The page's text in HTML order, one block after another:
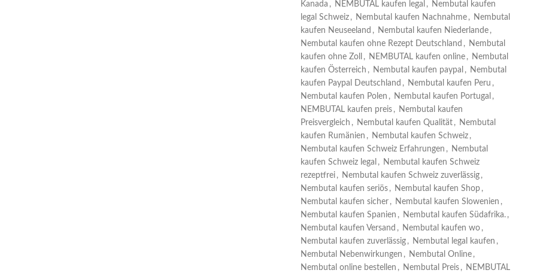
Kanada , NEMBUTAL kaufen legal , Nembutal kaufen
legal Schweiz , Nembutal kaufen Nachnahme , Nembutal
kaufen Neuseeland , Nembutal kaufen Niederlande ,
Nembutal kaufen ohne Rezept Deutschland , Nembutal
kaufen ohne Zoll
, NEMBUTAL kaufen online , Nembutal
kaufen Österreich , Nembutal kaufen paypal , Nembutal
kaufen Paypal Deutschland , Nembutal kaufen Peru ,
Nembutal kaufen Polen , Nembutal kaufen Portugal ,
NEMBUTAL kaufen preis , Nembutal kaufen
Preisvergleich , Nembutal kaufen Qualität , Nembutal
kaufen Rumänien , Nembutal kaufen Schweiz ,
Nembutal kaufen Schweiz Erfahrungen , Nembutal
kaufen Schweiz legal , Nembutal kaufen Schweiz
rezeptfrei , Nembutal kaufen Schweiz zuverlässig ,
Nembutal kaufen seriös , Nembutal kaufen Shop ,
Nembutal kaufen sicher , Nembutal kaufen Slowenien ,
Nembutal kaufen Spanien , Nembutal kaufen Südafrika. ,
Nembutal kaufen Versand , Nembutal kaufen wo ,
Nembutal kaufen zuverlässig , Nembutal legal kaufen ,
Nembutal Nebenwirkungen , Nembutal Online ,
Nembutal online bestellen , Nembutal Preis , NEMBUTAL